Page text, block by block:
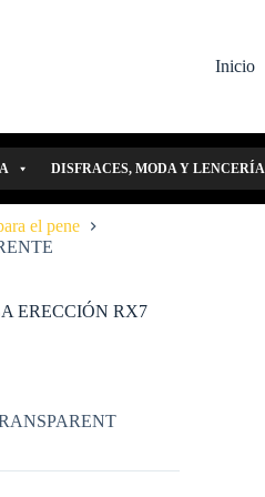
Inicio
DISFRACES, MODA Y LENCERÍA
el pene
ERECCIÓN RX7